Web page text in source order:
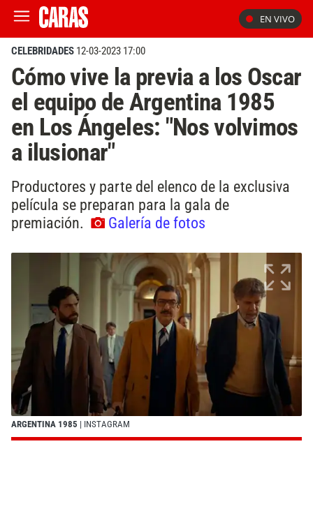
EN VIVO
CELEBRIDADES 12-03-2023 17:00
Cómo vive la previa a los Oscar
el equipo de Argentina 1985
en Los Ángeles: "Nos volvimos
a ilusionar"
Productores y parte del elenco de la exclusiva
película se preparan para la gala de
premiación.
Galería de fotos
ARGENTINA 1985 | INSTAGRAM